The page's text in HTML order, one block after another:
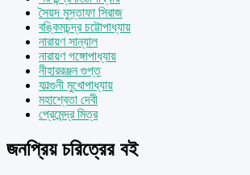
সৈয়দ মুস্তাফা সিরাজ
বঙ্কিমচন্দ্র চট্টোপাধ্যায়
নারায়ণ সান্যাল
নারায়ণ গঙ্গোপাধ্যায়
নীহাররঞ্জন গুপ্ত
ফাল্গুনী মুখোপাধ্যায়
মহাশ্বেতা দেবী
প্রেমেন্দ্র মিত্র
জনপ্রিয় চরিত্রের বই